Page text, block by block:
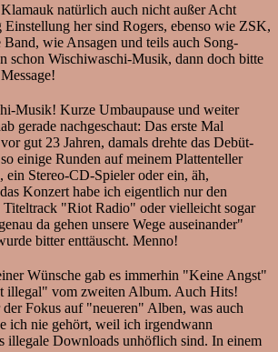
natürlich auch nicht außer Acht
Einstellung her sind Rogers, ebenso wie ZSK,
Band, wie Ansagen und teils auch Song-
schon Wischiwaschi-Musik, dann doch bitte
Musik! Kurze Umbaupause und weiter
gerade nachgeschaut: Das erste Mal
gut 23 Jahren, damals drehte das Debüt-
einige Runden auf meinem Plattenteller
ein Stereo-CD-Spieler oder ein, äh,
Konzert habe ich eigentlich nur den
Titeltrack "Riot Radio" oder vielleicht sogar
da gehen unsere Wege auseinander"
bitter enttäuscht. Menno!
Wünsche gab es immerhin "Keine Angst"
illegal" vom zweiten Album. Auch Hits!
Fokus auf "neueren" Alben, was auch
ich nie gehört, weil ich irgendwann
illegale Downloads unhöflich sind. In einem